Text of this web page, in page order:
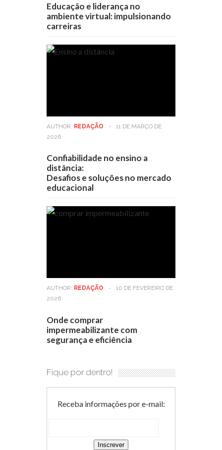
Educação e liderança no
ambiente virtual: impulsionando
carreiras
AUTHOR: REDAÇÃO -
11 DE MARÇO DE
2026
Confiabilidade no ensino a
distância:
Desafios e soluções no mercado
educacional
AUTHOR: REDAÇÃO -
10 DE FEVEREIRO DE
2026
Onde comprar
impermeabilizante com
segurança e eficiência
Fique por dentro!
Receba informações por e-mail: